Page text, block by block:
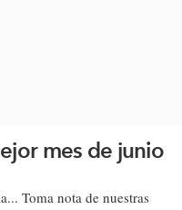
mes de junio
Toma nota de nuestras